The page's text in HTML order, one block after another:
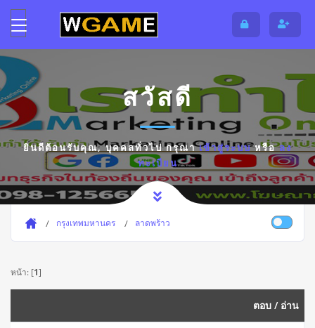
สวัสดี
ยินดีต้อนรับคุณ,บุคคลทั่วไปกรุณาเข้าสู่ระบบหรือลง
ทะเบียน
กรุงเทพมหานคร ลาดพร้าว
หน้า: [1]
ตอบ / อ่าน